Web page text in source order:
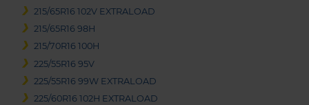
215/65R16 102V EXTRALOAD
215/65R16 98H
215/70R16 100H
225/55R16 95V
225/55R16 99W EXTRALOAD
225/60R16 102H EXTRALOAD